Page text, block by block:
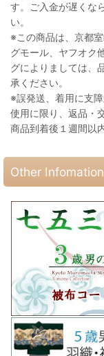
す。ご入金が遅くな
い。
※この商品は、京都
グモール、ヤフオク
グによりましては、
承ください。
※誤発送、着用に支
使用に限り、返品・
商品到着後１週間以
Other Infomation